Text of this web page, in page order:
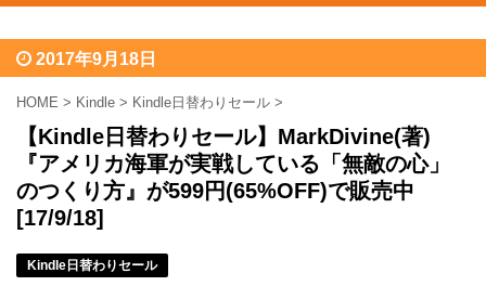
2017年9月18日
HOME > Kindle > Kindle日替わりセール >
【Kindle日替わりセール】MarkDivine(著)
『アメリカ海軍が実戦している「無敵の心」
のつくり方』が599円(65%OFF)で販売中
[17/9/18]
Kindle日替わりセール